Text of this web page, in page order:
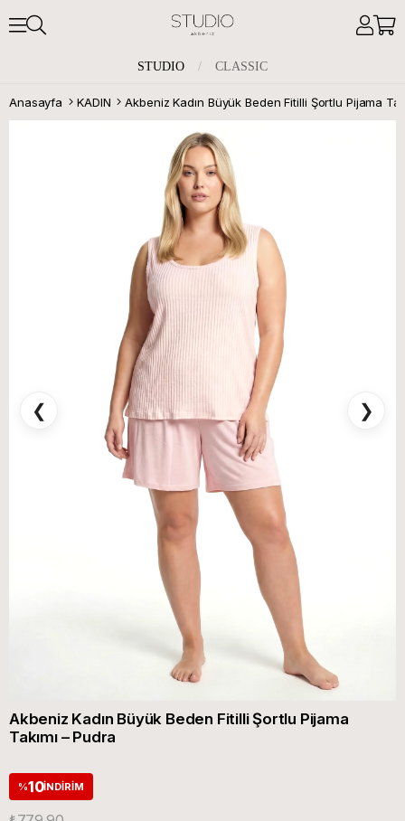
STUDIO / CLASSIC
Anasayfa KADIN
❮ ❯
Akbeniz Kadın Büyük Beden Fitilli Şortlu Pijama
Takımı – Pudra
%10İNDIRIM